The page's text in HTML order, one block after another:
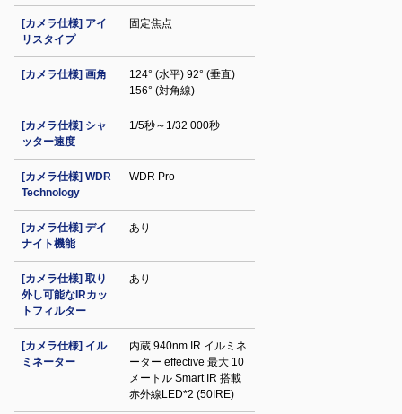
[カメラ仕様] アイ
リスタイプ
固定焦点
[カメラ仕様] 画角
124° (水平) 92° (垂直)
156° (対角線)
[カメラ仕様] シャ
ッター速度
1/5秒～1/32 000秒
[カメラ仕様] WDR
Technology
WDR Pro
[カメラ仕様] デイ
ナイト機能
あり
[カメラ仕様] 取り
外し可能なIRカッ
トフィルター
あり
[カメラ仕様] イル
ミネーター
内蔵 940nm IR イルミネ
ーター effective 最大 10
メートル Smart IR 搭載
赤外線LED*2 (50IRE)